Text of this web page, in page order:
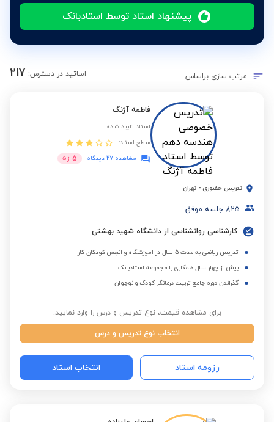
پیشنهاد استاد توسط استادبانک
مرتب سازی براساس اساتید در دسترس: 217
فاطمه آژنگ
استاد تایید شده
سطح استاد:
مشاهده 27 دیدگاه
5 از 5
تدریس حضوری - تهران
825 جلسه موفق
کارشناسی روانشناسی از دانشگاه شهید بهشتی
تدریس ریاضی به مدت 5 سال در آموزشگاه و انجمن کودکان کار
بیش از چهار سال همکاری با مجموعه استادبانک
گذراندن دوره جامع تربیت درمانگر کودک و نوجوان
برای مشاهده قیمت، نوع تدریس و درس را وارد نمایید:
انتخاب نوع تدریس و درس
رزومه استاد انتخاب استاد